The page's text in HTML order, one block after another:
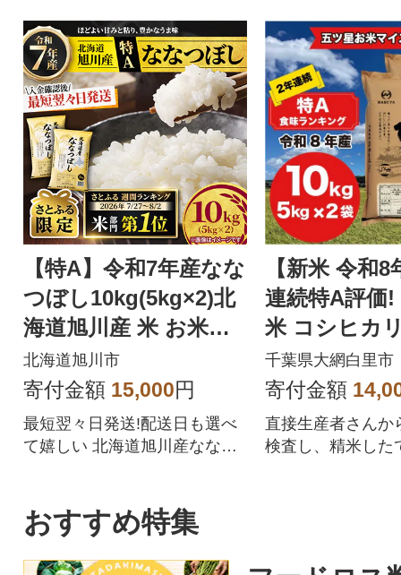
【特A】令和7年産なな
つぼし10kg(5kg×2)北
海道旭川産 米 お米
【さとふる限定】_059
57
北海道旭川市
寄付金額 15,000円
最短翌々日発送!配送日も選べ
て嬉しい 北海道旭川産ななつ
【新米 令和
連続特A評価!
米 コシヒカ
kg ×2袋)
千葉県大網白里市
寄付金額
直接生産者さんか
検査し、精米した
おすすめ特集